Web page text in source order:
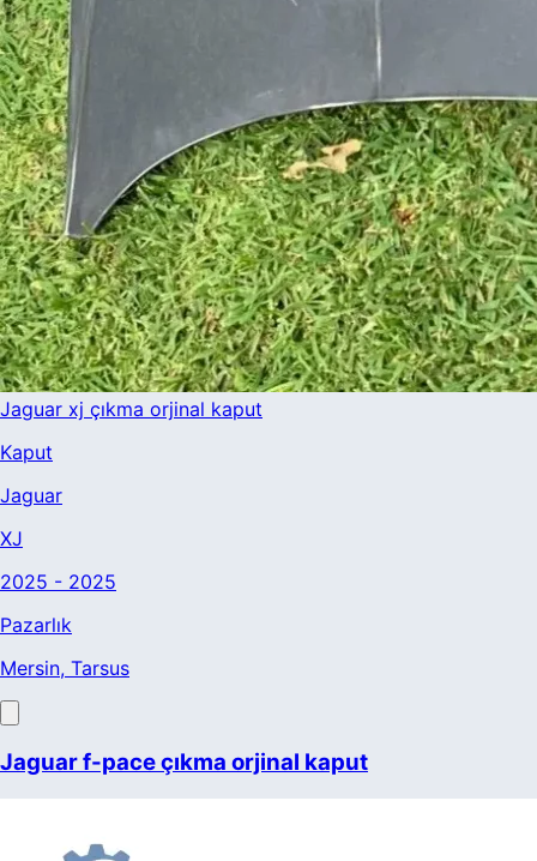
Jaguar xj çıkma orjinal kaput
Kaput
Jaguar
XJ
2025 - 2025
Pazarlık
Mersin, Tarsus
Jaguar f-pace çıkma orjinal kaput